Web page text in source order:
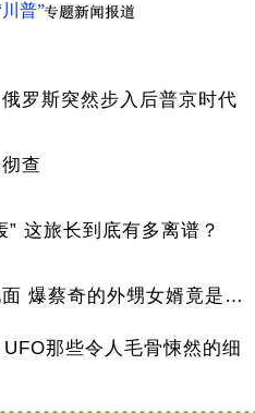
川普”
罗斯突然步入后普京时代
查
” 这旅长到底有多离谱？
爆蔡奇的外甥女婿竟是…
那些令人毛骨悚然的细